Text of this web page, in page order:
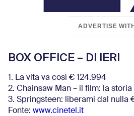
ADVERTISE
BOX OFFICE – DI IERI
1. La vita va così € 124.994
2. Chainsaw Man – il film: la storia
3. Springsteen: liberami dal nulla
Fonte: www.cinetel.it